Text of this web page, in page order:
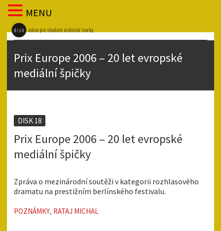
Prix Europe 2006 – 20 let evropské
mediální špičky
DISK 18
Prix Europe 2006 – 20 let evropské
mediální špičky
Zpráva o mezinárodní soutěži v kategorii rozhlasového
dramatu na prestižním berlínského festivalu.
POZNÁMKY, RATAJ MICHAL
MENU